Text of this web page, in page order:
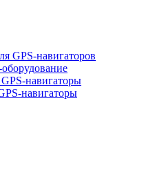
GPS-навигаторов
навигаторы
навигаторы